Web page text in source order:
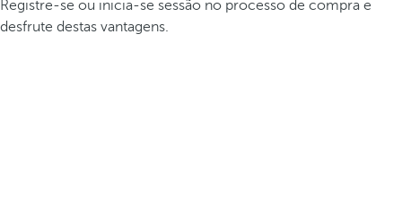
Registre-se ou inicia-se sessão no processo de compra e
desfrute destas vantagens.